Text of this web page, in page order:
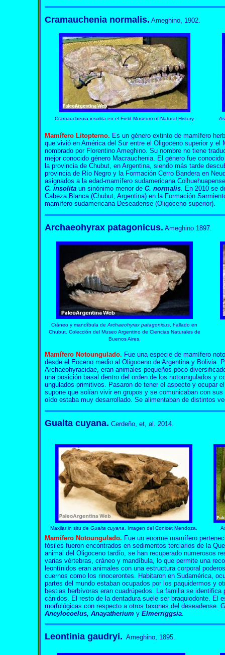
Cramauchenia normalis. Ameghino, 1902.
Cramauchenia insolita en el Field Museum of Natural History.
Mamífero Litopterno. Es un género extinto de mamífero
que vivió en América del Sur entre el Oligoceno superior y el
nombrado por Florentino Ameghino. Su nombre no tiene
mejor conocido género Macrauchenia. El género fue
la provincia de Chubut, en Argentina, siendo más tarde
provincia de Río Negro y la Formación Cerro Bandera en
asignados a la edad-mamífero sudamericana
C. insolita un sinónimo menor de C. normalis . En 2010 se
Cabeza Blanca (Chubut, Argentina) en la Formación
mamífero sudamericana Deseadense (Oligoceno superior).
Archaeohyrax patagonicus. Ameghino 1897.
Cráneo y mandíbula de Archaeohyrax patagonicus , hallado en
Chubut. Colección del Museo Argentino de Ciencias Naturales de
Buenos Aires.
Mamífero Notoungulado. Fue una especie de mamífero
desde el Eoceno medio al Oligoceno de Argentina y Bolivia.
Archaeohyracidae, eran animales pequeños poco
una posición basal dentro del orden de los notoungulados y
ungulados primitivos. Pasaron de tener el aspecto y ocupar
supone que solían vivir en grupos y se comunicaban con
oído estaba muy desarrollado. Se alimentaban de distintos
Gualta cuyana. Cerdeño, et, al. 2014.
Maxilar in situ de Gualta cuyana. Imagen del Conicet Mendoza.
Mamífero Notoungulado. Fue un enorme mamífero
fósiles fueron encontrados en sedimentos terciarios de la
animal del Oligoceno tardío, se han recuperado numerosos
varias vértebras, cráneo y mandíbula, lo que permite una
leontínidos eran animales con una estructura corporal
cuernos como los rinocerontes. Habitaron en Sudamérica,
partes del mundo estaban ocupados por los paquidermos y
bestias herbívoras eran cuadrúpedos. La familia se
cánidos. El resto de la dentadura suele ser braquiodonte. El
morfológicas con respecto a otros taxones del deseadense.
Ancylocoelus, Anayatherium y Elmerriggsia.
Leontinia gaudryi. Ameghino, 1895.